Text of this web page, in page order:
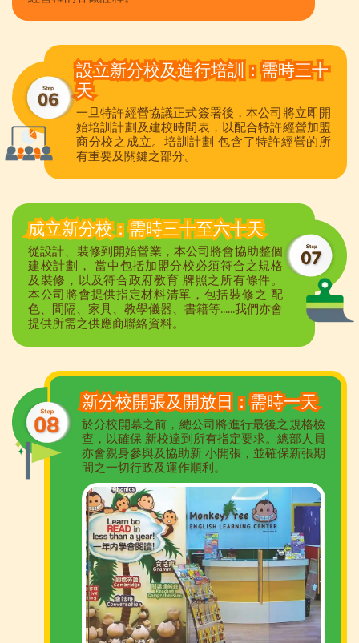
設立新分校及進行培訓：需時三十
天
一旦特許經營協議正式簽署後，本公司將立即開
始培訓計劃及建校時間表，以配合特許經營加盟
商分校之成立。培訓計劃 包含了特許經營的所
有重要及關鍵之部分。
成立新分校：需時三十至六十天
從設計、裝修到開始營業，本公司將會協助整個
建校計劃， 當中包括加盟分校必須符合之規格
及裝修，以及符合政府教育 牌照之所有條件。
本公司將會提供指定材料清單，包括裝修之 配
色、間隔、家具、教學儀器、書籍等......我們亦會
提供所需之供應商聯絡資料。
新分校開張及開放日：需時一天
於分校開幕之前，總公司將進行最後之規格檢
查，以確保 新校達到所有指定要求。總部人員
亦會親身參與及協助新 小開張，並確保新張期
間之一切行政及運作順利。